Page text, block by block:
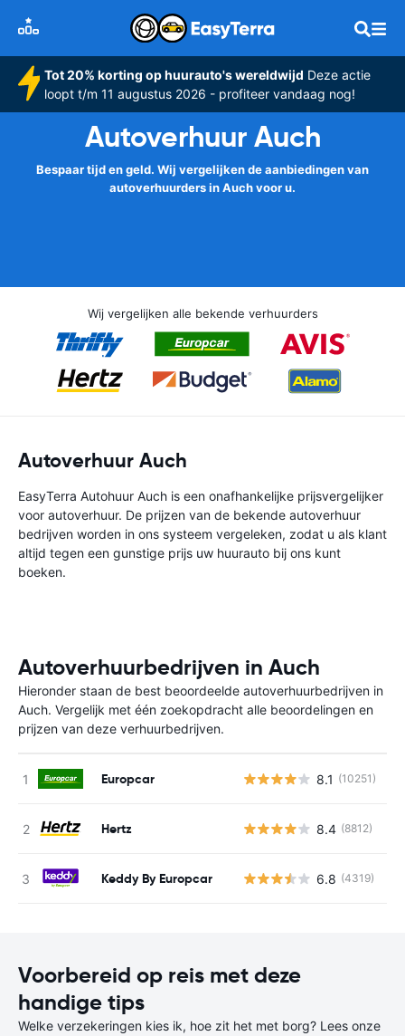
Tot 20% korting op huurauto's wereldwijd Deze actie
loopt t/m 11 augustus 2026 - profiteer vandaag nog!
Autoverhuur Auch
Bespaar tijd en geld. Wij vergelijken de aanbiedingen van
autoverhuurders in Auch voor u.
Wij vergelijken alle bekende verhuurders
Autoverhuur Auch
EasyTerra Autohuur Auch is een onafhankelijke prijsvergelijker
voor autoverhuur. De prijzen van de bekende autoverhuur
bedrijven worden in ons systeem vergeleken, zodat u als klant
altijd tegen een gunstige prijs uw huurauto bij ons kunt
boeken.
Autoverhuurbedrijven in Auch
Hieronder staan de best beoordeelde autoverhuurbedrijven in
Auch. Vergelijk met één zoekopdracht alle beoordelingen en
prijzen van deze verhuurbedrijven.
Europcar 8.1 (10251)
Hertz 8.4 (8812)
Keddy By Europcar 6.8 (4319)
Voorbereid op reis met deze
handige tips
Welke verzekeringen kies ik, hoe zit het met borg? Lees onze